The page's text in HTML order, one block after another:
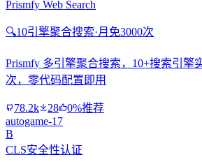
Prismfy Web Search
🔍10引擎聚合搜索·月免3000次
Prismfy 多引擎聚合搜索，10+搜索引擎
次，零代码配置即用
78.2k 28
0%推荐
autogame-17
B
CLS安全性认证